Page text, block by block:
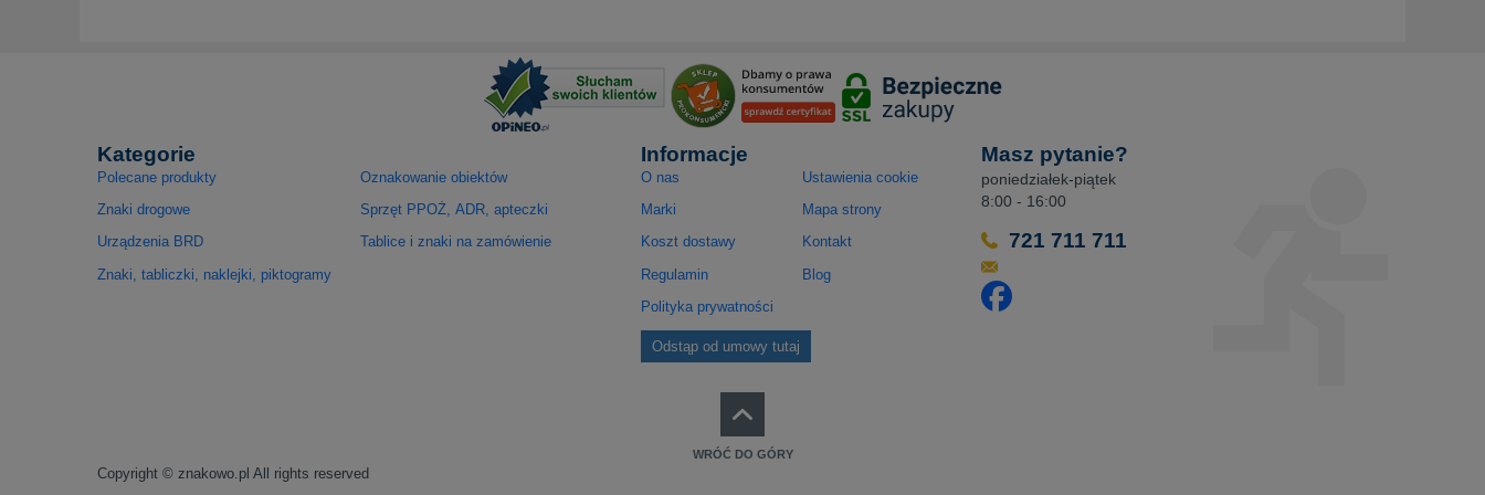
Kategorie
Polecane produkty
Znaki drogowe
Urządzenia BRD
Znaki, tabliczki, naklejki, piktogramy
Oznakowanie obiektów
Sprzęt PPOŻ, ADR, apteczki
Tablice i znaki na zamówienie
Informacje
O nas
Marki
Koszt dostawy
Regulamin
Polityka prywatności
Ustawienia cookie
Mapa strony
Kontakt
Blog
Odstąp od umowy tutaj
Masz pytanie?
poniedziałek-piątek
8:00 - 16:00
721 711 711
Odwiedź nasz profil na Facebooku
WRÓĆ DO GÓRY
Copyright © znakowo.pl All rights reserved